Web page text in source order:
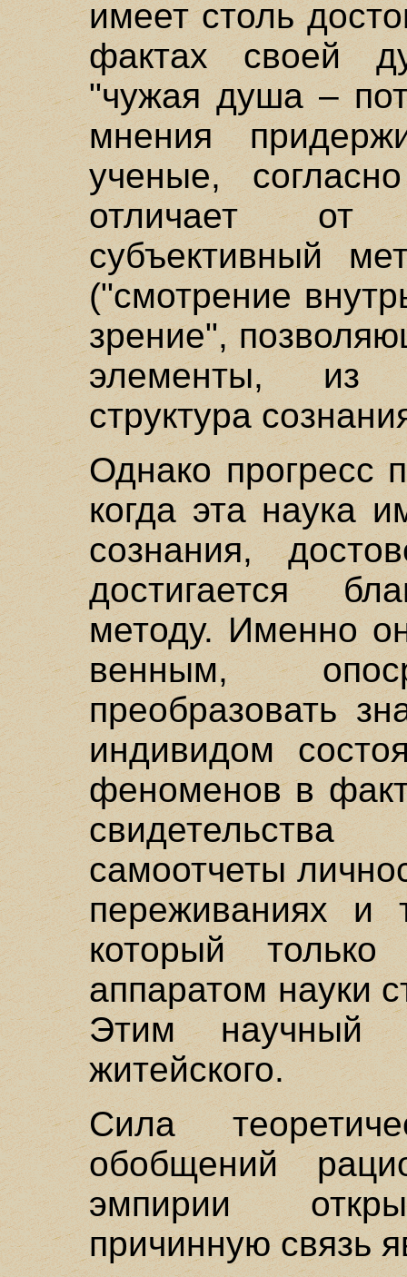
имеет столь
фактах своей
"чужая душа –
мнения
ученые,
отличает от
субъективный
("смотрение
зрение",
элементы, из
структура
Однако прогресс
когда эта наука
сознания,
достигается
методу. Именно
венным,
преобразовать
индивидом
феноменов в
самоотчеты
переживаниях и
который только
аппаратом науки
Этим научный
житейского.
Сила
обобщений
эмпирии
причинную связь